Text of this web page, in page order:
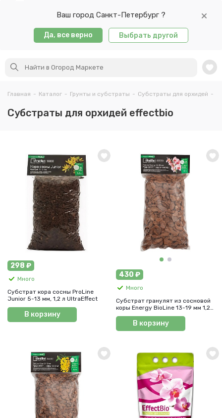
Ваш город Санкт-Петербург ?
Да, все верно Выбрать другой
Главная - Каталог - Грунты и субстраты - Cубстраты для орхидей -
Cубстраты для орхидей effectbio
298 ₽
Много
Субстрат кора сосны ProLine
Junior 5-13 мм, 1,2 л UltraEffect
В корзину
430 ₽
Много
Субстрат гранулят из сосновой
коры Energy BioLine 13-19 мм 1,2
л UltraEffect
В корзину